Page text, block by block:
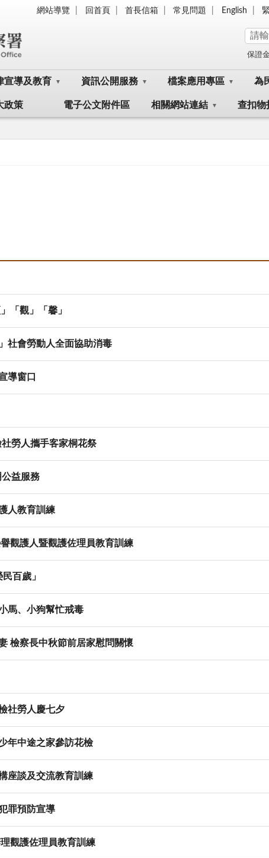
網站導覽 回首頁 首長信箱 常見問題 English
保證
宣導及教育 資訊公開服務 檔案應用專區 為
政策 電子公文附件區 相關網站連結 查扣物
「觀」「馨」
社會勞動人全面協助消毒
導窗口
社勞人攜手客家桐花祭
益服務
人教育訓練
觀護人暨觀護佐理員教育訓練
百歲」
馬、小狗幫忙戒毒
檢察長中秋節前居家慰問關懷
社勞人慶七夕
年中途之家參訪花檢
座談及交流教育訓練
罪預防宣導
觀護佐理員教育訓練